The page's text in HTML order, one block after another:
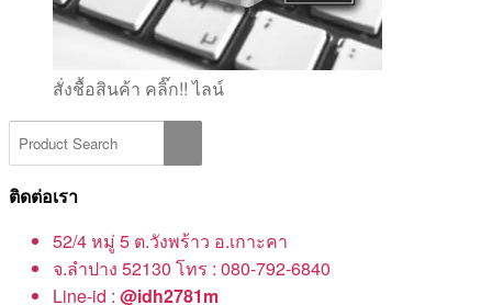
สั่งชื้อสินค้า คลิ๊ก!! ไลน์
ติดต่อเรา
52/4 หมู่ 5 ต.วังพร้าว อ.เกาะคา
จ.ลำปาง 52130 โทร : 080-792-6840
Line-id : @idh2781m